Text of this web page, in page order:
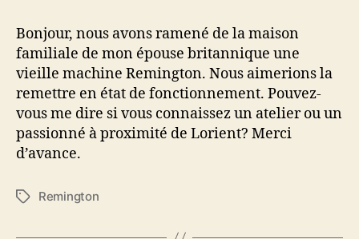
remington
Bonjour, nous avons ramené de la maison
familiale de mon épouse britannique une
vieille machine Remington. Nous aimerions la
remettre en état de fonctionnement. Pouvez-
vous me dire si vous connaissez un atelier ou un
passionné à proximité de Lorient? Merci
d’avance.
Étiquettes
Remington